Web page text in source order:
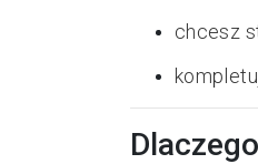
chcesz